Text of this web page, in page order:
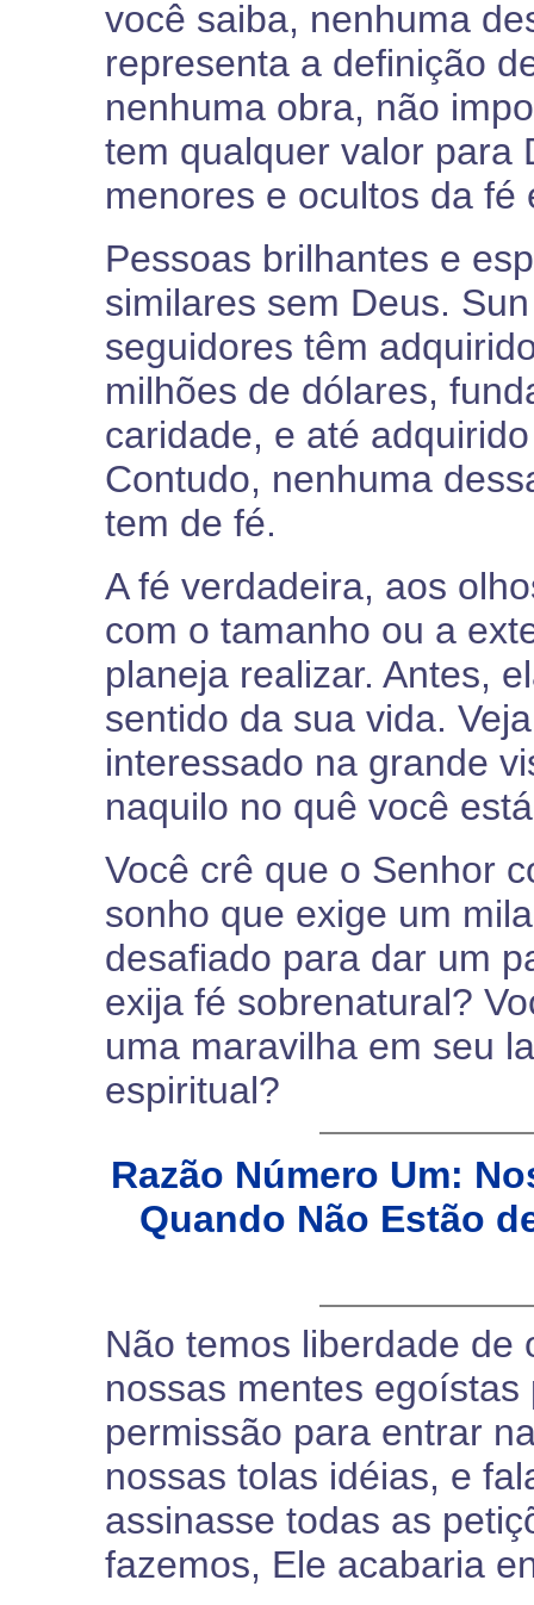
você saiba, nenhuma
representa a definição
nenhuma obra, não
tem qualquer valor para
menores e ocultos da
Pessoas brilhantes e
similares sem Deus.
seguidores têm
milhões de dólares,
caridade, e até
Contudo, nenhuma
tem de fé.
A fé verdadeira, aos
com o tamanho ou a
planeja realizar. Antes,
sentido da sua vida.
interessado na grande
naquilo no quê você
Você crê que o Senhor
sonho que exige um
desafiado para dar um
exija fé sobrenatural?
uma maravilha em seu
espiritual?
Razão Número Um:
Quando Não Estão
Não temos liberdade de
nossas mentes
permissão para entrar
nossas tolas idéias, e
assinasse todas as
fazemos, Ele acabaria